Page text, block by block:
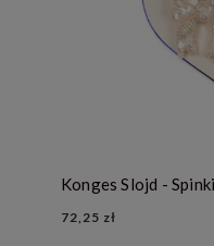
72,25 zł